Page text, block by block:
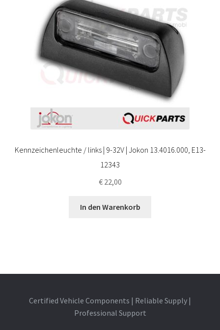
Kennzeichenleuchte / links | 9-32V | Jokon 13.4016.000, E13-
12343
€22,00
In den Warenkorb
Certified Vehicle Components | Reliable Supply |
Professional Support